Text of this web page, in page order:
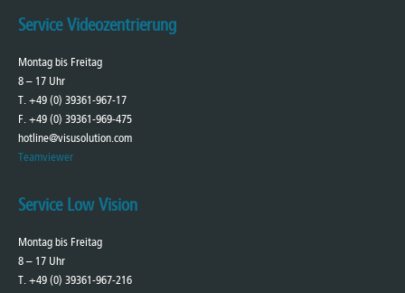
Service Videozentrierung
Montag bis Freitag
8 – 17 Uhr
T. +49 (0) 39361-967-17
F. +49 (0) 39361-969-475
hotline@visusolution.com
Teamviewer
Service Low Vision
Montag bis Freitag
8 – 17 Uhr
T. +49 (0) 39361-967-216